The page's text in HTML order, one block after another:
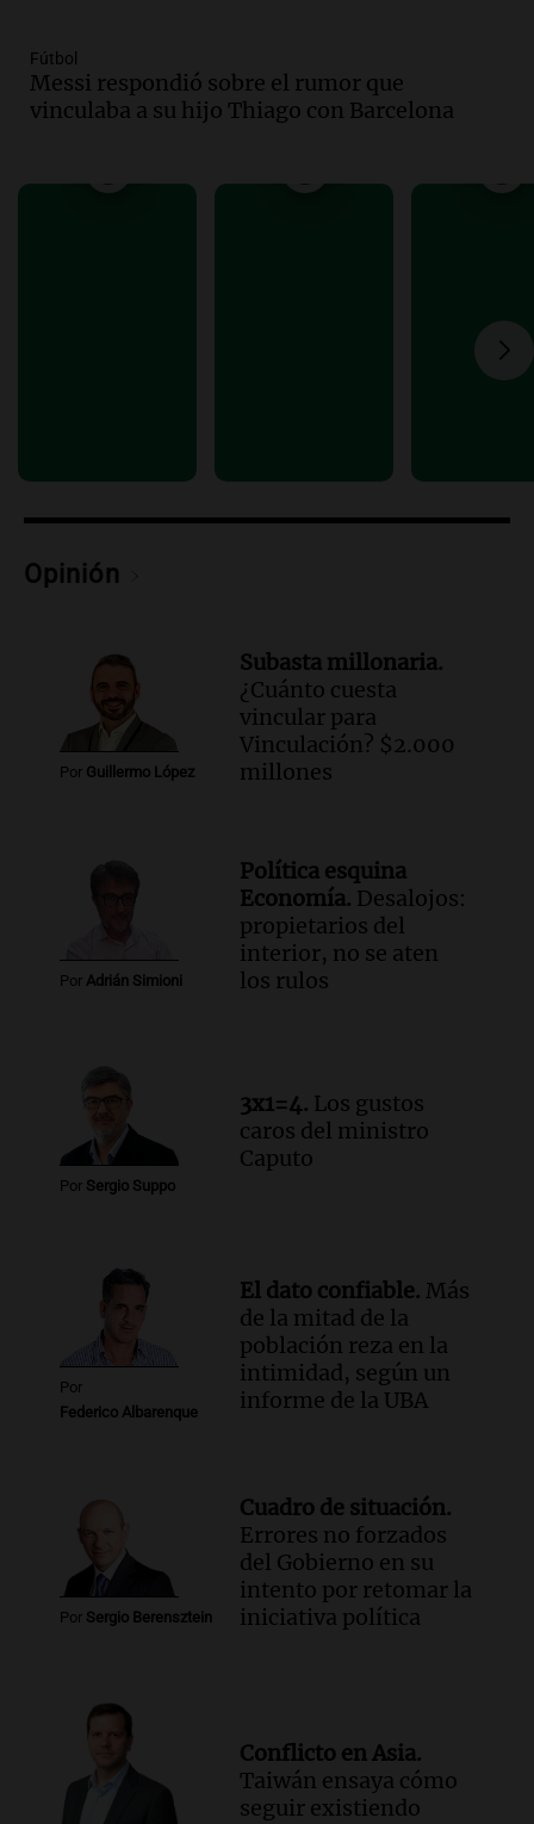
Audio.José Roccuzzo, cortes de carne y
compras de Antonella: bromas en
Episodios
Fútbol
Messi respondió sobre el rumor que
vinculaba a su hijo Thiago con Barcelona
Opinión
Por Guillermo López
Subasta millonaria.
¿Cuánto cuesta
vincular para
Vinculación? $2.000
millones
Por Adrián Simioni
Política esquina
Economía. Desalojos:
propietarios del
interior, no se aten
los rulos
Por Sergio Suppo
3x1=4. Los gustos
caros del ministro
Caputo
Por
Federico Albarenque
El dato confiable. Más
de la mitad de la
población reza en la
intimidad, según un
informe de la UBA
Por Sergio Berensztein
Cuadro de situación.
Errores no forzados
del Gobierno en su
intento por retomar la
iniciativa política
Conflicto en Asia.
Taiwán ensaya cómo
seguir existiendo